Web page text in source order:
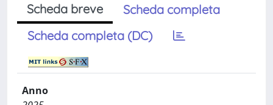
Scheda breve
Scheda completa
Scheda completa (DC)
Anno